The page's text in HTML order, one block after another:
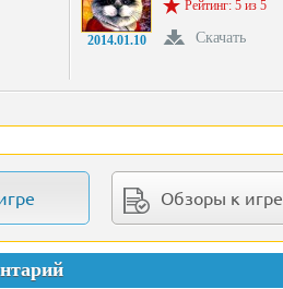
2014.01.10
Рейтинг: 5 из 5
Скачать
Обзоры к игре